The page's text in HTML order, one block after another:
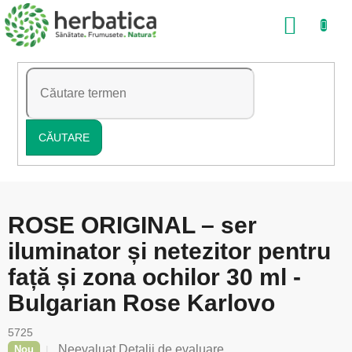
Treci
la
conținut
CĂUTARE
COŞ
ROSE ORIGINAL – ser
iluminator și netezitor pentru
față și zona ochilor 30 ml -
Bulgarian Rose Karlovo
5725
Nou
Evaluarea
Neevaluat Detalii de evaluare